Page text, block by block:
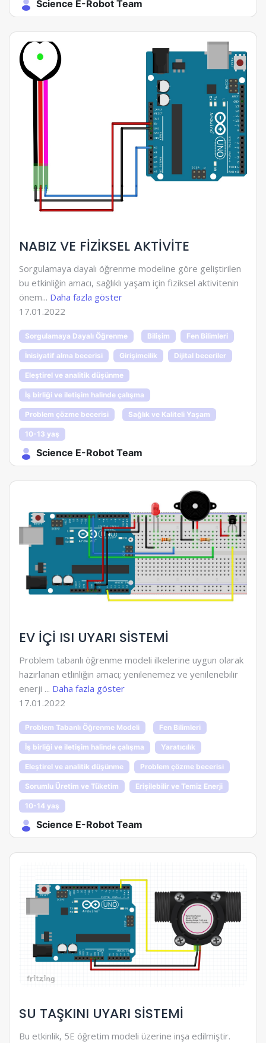
Science E-Robot Team
NABIZ VE FİZİKSEL AKTİVİTE
Sorgulamaya dayalı öğrenme modeline göre geliştirilen
bu etkinliğin amacı, sağlıklı yaşam için fiziksel aktivitenin
önem... Daha fazla göster
17.01.2022
Sorgulamaya Dayalı Öğrenme Bilişim Fen Bilimleri
İnisiyatif alma becerisi Girişimcilik Dijital beceriler
Eleştirel ve analitik düşünme
İş birliği ve iletişim halinde çalışma
Problem çözme becerisi Sağlık ve Kaliteli Yaşam
10-13 yaş
Science E-Robot Team
EV İÇİ ISI UYARI SİSTEMİ
Problem tabanlı öğrenme modeli ilkelerine uygun olarak
hazırlanan etlinliğin amacı; yenilenemez ve yenilenebilir
enerji ... Daha fazla göster
17.01.2022
Problem Tabanlı Öğrenme Modeli Fen Bilimleri
İş birliği ve iletişim halinde çalışma Yaratıcılık
Eleştirel ve analitik düşünme Problem çözme becerisi
Sorumlu Üretim ve Tüketim Erişilebilir ve Temiz Enerji
10-14 yaş
Science E-Robot Team
SU TAŞKINI UYARI SİSTEMİ
Bu etkinlik, 5E öğretim modeli üzerine inşa edilmiştir.